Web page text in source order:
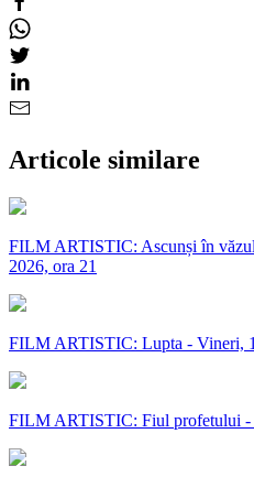
Articole similare
FILM ARTISTIC: Ascunși în
2026, ora 21
FILM ARTISTIC: Lupta - Vineri,
FILM ARTISTIC: Fiul profetului -